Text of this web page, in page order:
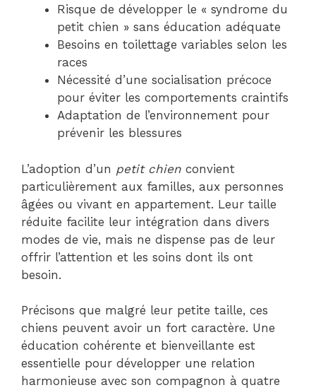
Risque de développer le « syndrome du
petit chien » sans éducation adéquate
Besoins en toilettage variables selon les
races
Nécessité d’une socialisation précoce
pour éviter les comportements craintifs
Adaptation de l’environnement pour
prévenir les blessures
L’adoption d’un petit chien convient
particulièrement aux familles, aux personnes
âgées ou vivant en appartement. Leur taille
réduite facilite leur intégration dans divers
modes de vie, mais ne dispense pas de leur
offrir l’attention et les soins dont ils ont
besoin.
Précisons que malgré leur petite taille, ces
chiens peuvent avoir un fort caractère. Une
éducation cohérente et bienveillante est
essentielle pour développer une relation
harmonieuse avec son compagnon à quatre